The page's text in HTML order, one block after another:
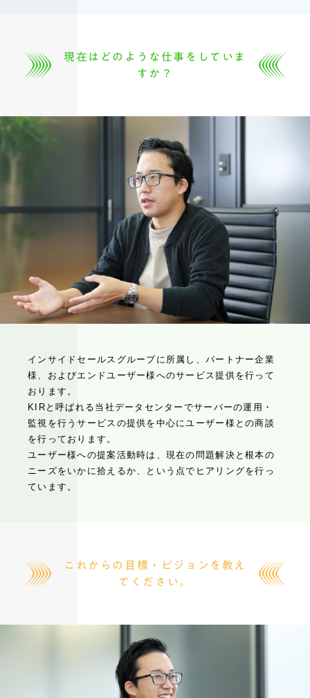
現在はどのような仕事をしていま
すか？
インサイドセールスグループに所属し、パートナー企業
様、およびエンドユーザー様へのサービス提供を行って
おります。
KIRと呼ばれる当社データセンターでサーバーの運用・
監視を行うサービスの提供を中心にユーザー様との商談
を行っております。
ユーザー様への提案活動時は、現在の問題解決と根本の
ニーズをいかに拾えるか、という点でヒアリングを行っ
ています。
これからの⽬標・ビジョンを教え
てください。